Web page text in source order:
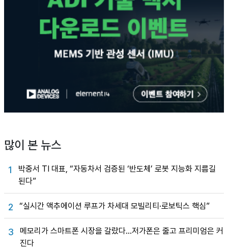
많이 본 뉴스
1
박중서 TI 대표, “자동차서 검증된 ‘반도체’ 로봇 지능화 지름길
된다”
2 “실시간 액추에이션 루프가 차세대 모빌리티·로보틱스 핵심”
3
메모리가 스마트폰 시장을 갈랐다…저가폰은 줄고 프리미엄은 커
진다